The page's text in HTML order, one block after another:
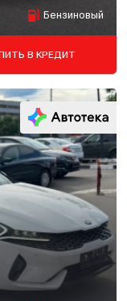
Бензиновый
КУПИТЬ В КРЕДИТ